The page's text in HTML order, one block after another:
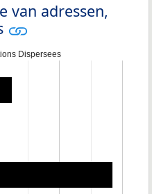
van adressen,
Dispersees